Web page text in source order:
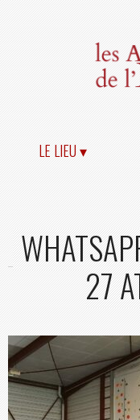
LE LIEU ▾
27